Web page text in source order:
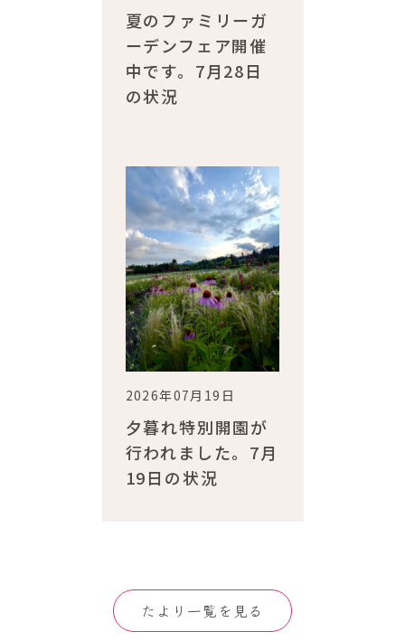
夏のファミリーガ
ーデンフェア開催
中です。7月28日
の状況
2026年07月19日
夕暮れ特別開園が
行われました。7月
19日の状況
たより一覧を見る